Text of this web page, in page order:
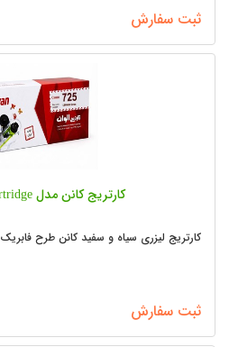
ثبت سفارش
کارتریج کانن مدل Canon 725 cartridge
کارتریج لیزری سیاه و سفید کانن طرح فابریک
ثبت سفارش